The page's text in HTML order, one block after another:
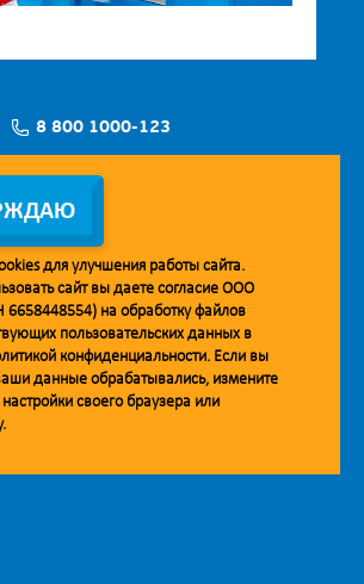
8 800 1000-123
Заявка на установку
приложение Vodorobot
для улучшения работы сайта.
сайт вы даете согласие ООО
на обработку файлов
пользовательских данных в
конфиденциальности. Если вы
данные обрабатывались, измените
своего браузера или